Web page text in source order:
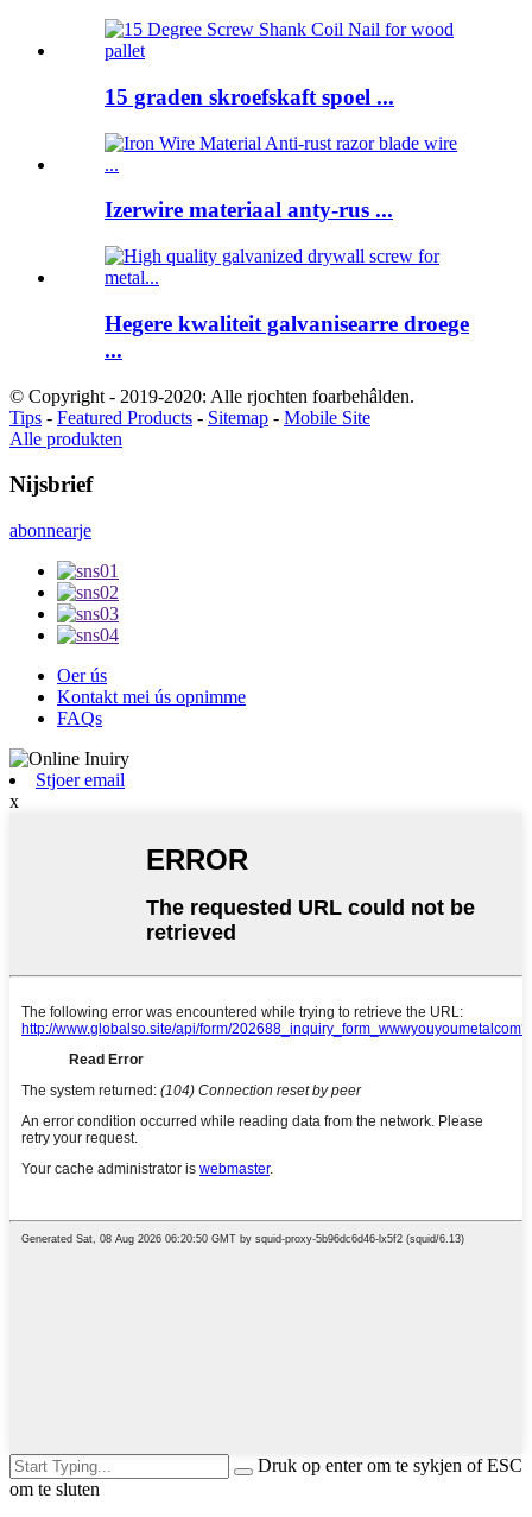
15 graden skroefskaft spoel ...
Izerwire materiaal anty-rus ...
Hegere kwaliteit galvanisearre droege
...
© Copyright - 2019-2020: Alle rjochten foarbehâlden.
Tips - Featured Products - Sitemap - Mobile Site
Alle produkten
Nijsbrief
abonnearje
Oer ús
Kontakt mei ús opnimme
FAQs
Stjoer email
x
Druk op enter om te sykjen of ESC
om te sluten